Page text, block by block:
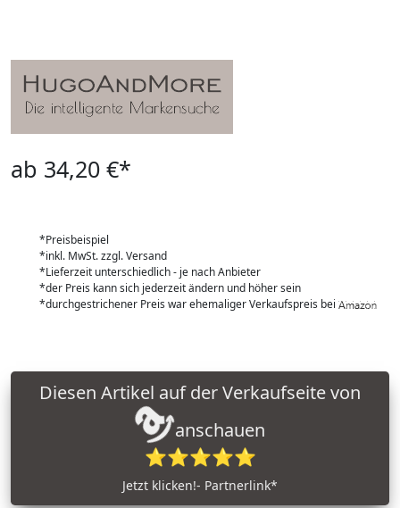
ab 34,20 €*
*Preisbeispiel
*inkl. MwSt. zzgl. Versand
*Lieferzeit unterschiedlich - je nach Anbieter
*der Preis kann sich jederzeit ändern und höher sein
*durchgestrichener Preis war ehemaliger Verkaufspreis bei
anschauen
⭐⭐⭐⭐⭐
Jetzt klicken!- Partnerlink*